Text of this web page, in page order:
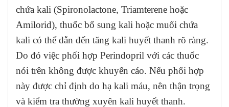
chứa kali (Spironolactone, Triamterene hoặc
Amilorid), thuốc bổ sung kali hoặc muối chứa
kali có thể dẫn đến tăng kali huyết thanh rõ ràng.
Do đó việc phối hợp Perindopril với các thuốc
nói trên không được khuyến cáo. Nếu phối hợp
này được chỉ định do hạ kali máu, nên thận trọng
và kiểm tra thường xuyên kali huyết thanh.